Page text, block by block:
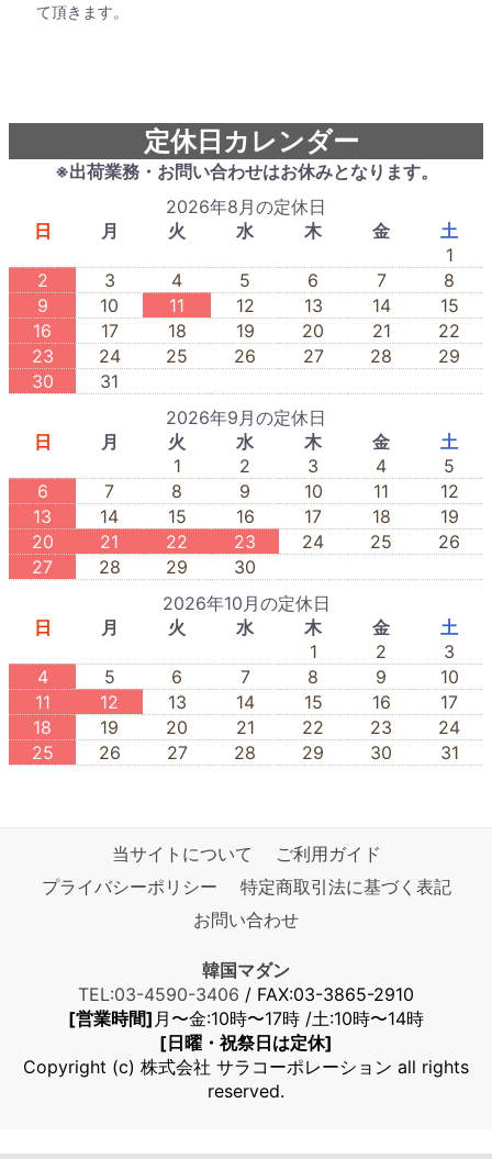
て頂きます。
定休日カレンダー
※出荷業務・お問い合わせはお休みとなります。
2026年8月の定休日
日
月 火 水 木 金
土
1
2
3 4 5 6 7
8
9
10 11 12 13 14
15
16
17 18 19 20 21
22
23
24 25 26 27 28
29
30
31
2026年9月の定休日
日
月 火 水 木 金
土
1
2 3 4
5
6
7 8 9 10 11
12
13
14 15 16 17 18
19
20
21 22 23 24 25
26
27
28 29
30
2026年10月の定休日
日
月 火 水 木 金
土
1
2
3
4
5 6 7 8 9
10
11
12 13 14 15 16
17
18
19 20 21 22 23
24
25
26 27 28 29 30 31
当サイトについて
ご利用ガイド
プライバシーポリシー
特定商取引法に基づく表記
お問い合わせ
韓国マダン
TEL:03-4590-3406 / FAX:03-3865-2910
[営業時間] 月〜金:10時〜17時 /土:10時〜14時
[日曜・祝祭日は定休]
Copyright (c) 株式会社 サラコーポレーション all rights
reserved.